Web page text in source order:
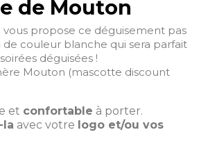
de Mouton
vous propose ce déguisement pas
couleur blanche qui sera parfait
déguisées !
Mouton (mascotte discount
et confortable à porter.
la avec votre logo et/ou vos